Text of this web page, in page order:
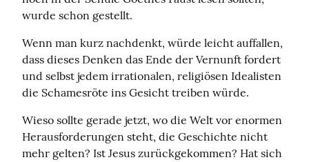
wurde schon gestellt.
Wenn man kurz nachdenkt, würde leicht auffallen,
dass dieses Denken das Ende der Vernunft fordert
und selbst jedem irrationalen, religiösen Idealisten
die Schamesröte ins Gesicht treiben würde.
Wieso sollte gerade jetzt, wo die Welt vor enormen
Herausforderungen steht, die Geschichte nicht
mehr gelten? Ist Jesus zurückgekommen? Hat sich